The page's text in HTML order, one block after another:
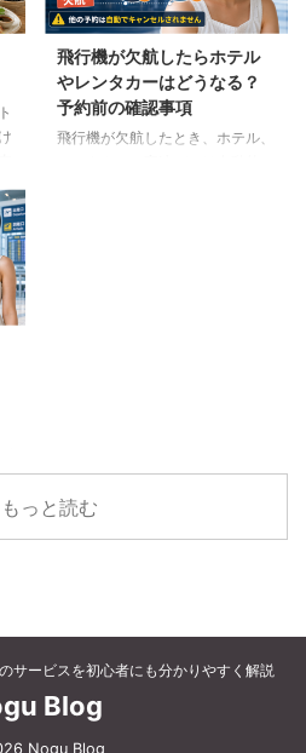
飛行機が欠航したらホテル
やレンタカーはどうなる？
予約前の確認事項
飛行機が欠航したとき、ホテル、
もっと読む
サービスを初心者にも分かりやすく解説
Blog
Nogu Blog